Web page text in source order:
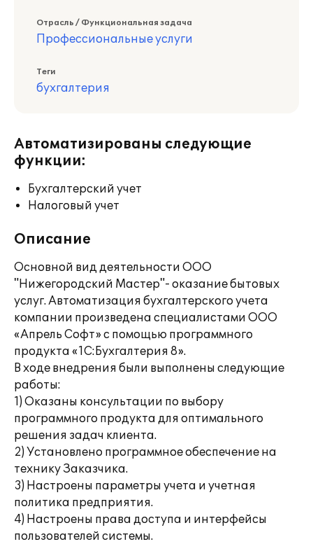
Отрасль / Функциональная задача
Профессиональные услуги
Теги
бухгалтерия
Автоматизированы следующие
функции:
Бухгалтерский учет
Налоговый учет
Описание
Основной вид деятельности ООО
"Нижегородский Мастер"- оказание бытовых
услуг. Автоматизация бухгалтерского учета
компании произведена специалистами ООО
«Апрель Софт» с помощью программного
продукта «1С:Бухгалтерия 8».
В ходе внедрения были выполнены следующие
работы:
1) Оказаны консультации по выбору
программного продукта для оптимального
решения задач клиента.
2) Установлено программное обеспечение на
технику Заказчика.
3) Настроены параметры учета и учетная
политика предприятия.
4) Настроены права доступа и интерфейсы
пользователей системы.